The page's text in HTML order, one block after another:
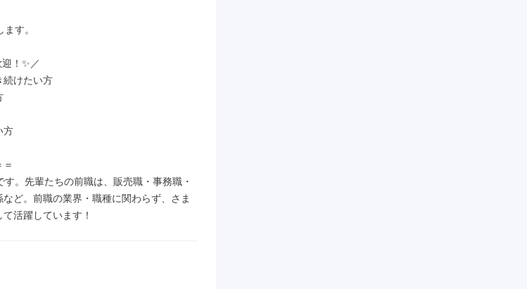
す。
！✨／
けたい方
方
。先輩たちの前職は、販売職・事務職・
ど。前職の業界・職種に関わらず、さま
活躍しています！